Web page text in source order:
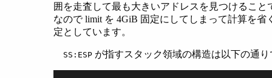
囲を走査して最も大きいアドレスを見つけるこ
なので limit を 4GiB 固定にしてしまって計算を
定としています。
SS:ESP が指すスタック領域の構造は以下の通り